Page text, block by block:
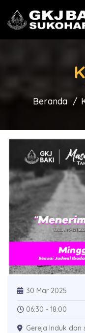
(0271) 625546
Beranda
30 Mar 2025
06:30 - 18:00
Gereja Induk dan